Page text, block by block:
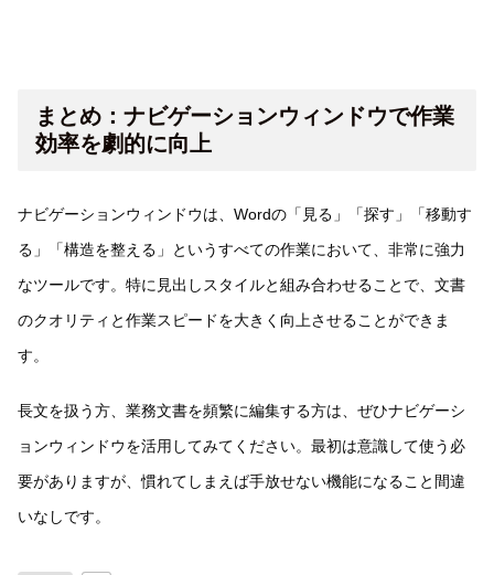
まとめ：ナビゲーションウィンドウで作業
効率を劇的に向上
ナビゲーションウィンドウは、Wordの「見る」「探す」「移動す
る」「構造を整える」というすべての作業において、非常に強力
なツールです。特に見出しスタイルと組み合わせることで、文書
のクオリティと作業スピードを大きく向上させることができま
す。
長文を扱う方、業務文書を頻繁に編集する方は、ぜひナビゲーシ
ョンウィンドウを活用してみてください。最初は意識して使う必
要がありますが、慣れてしまえば手放せない機能になること間違
いなしです。